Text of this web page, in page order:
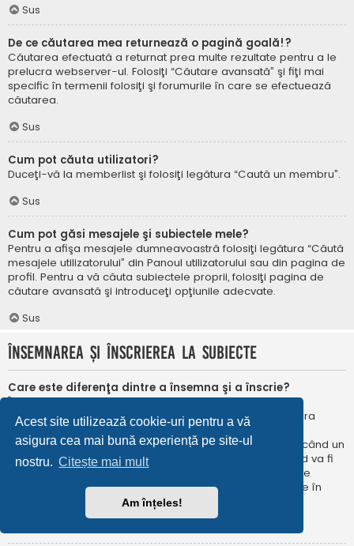
Acest site utilizează cookie-uri pentru a vă
asigura cea mai bună experiență pe site-ul
nostru. Citește mai mult
Am înțeles!
Sus
De ce căutarea mea returnează o pagină goală!?
Căutarea efectuată a returnat prea multe rezultate pentru a le
prelucra webserver-ul. Folosiţi “Căutare avansată” şi fiţi mai
specific în termenii folosiţi şi forumurile în care se efectuează
căutarea.
Sus
Cum pot căuta utilizatori?
Duceţi-vă la memberlist şi folosiţi legătura “Caută un membru”.
Sus
Cum pot găsi mesajele şi subiectele mele?
Pentru a afişa mesajele dumneavoastră folosiţi legătura “Căută
mesajele utilizatorului” din Panoul utilizatorului sau din pagina de
profil. Pentru a vă căuta subiectele proprii, folosiţi pagina de
căutare avansată şi introduceţi opţiunile adecvate.
Sus
Însemnarea şi înscrierea la subiecte
Care este diferenţa dintre a însemna şi a înscrie?
În phpBB 3.0 însemnarea era foarte asemănătoare cu
însemnarea în browser-ul web. Nu eraţi notificat când era
publicat un răspuns. În phpBB 3.1, însemnarea este
asemănătoarea înscrierii la un subiect. Puteți fi notificat când un
subiect este actualizat. Înscriindu-vă, veţi fi notificat când va fi
publicat un răspuns în subiectul sau în forum. Opțiunile de
notificare pentru însemnare și înscriere pot fi configurate în
Panoul utilizatorului, sub “Preferințe forum”.